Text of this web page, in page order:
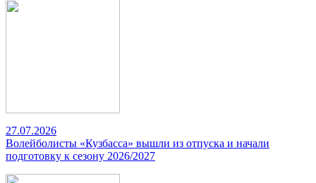
27.07.2026
Волейболисты «Кузбасса» вышли из отпуска и начали
подготовку к сезону 2026/2027